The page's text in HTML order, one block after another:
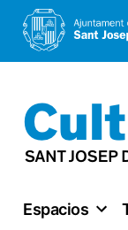
al
contenido
Espacios